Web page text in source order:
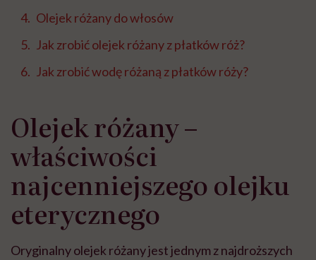
Olejek różany do włosów
Jak zrobić olejek różany z płatków róż?
Jak zrobić wodę różaną z płatków róży?
Olejek różany –
właściwości
najcenniejszego olejku
eterycznego
Oryginalny olejek różany jest jednym z najdroższych